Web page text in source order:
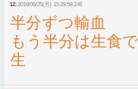
12: 2018/06/25(月) 15:29:58.246
半分ずつ輸血
もう半分は生食
生